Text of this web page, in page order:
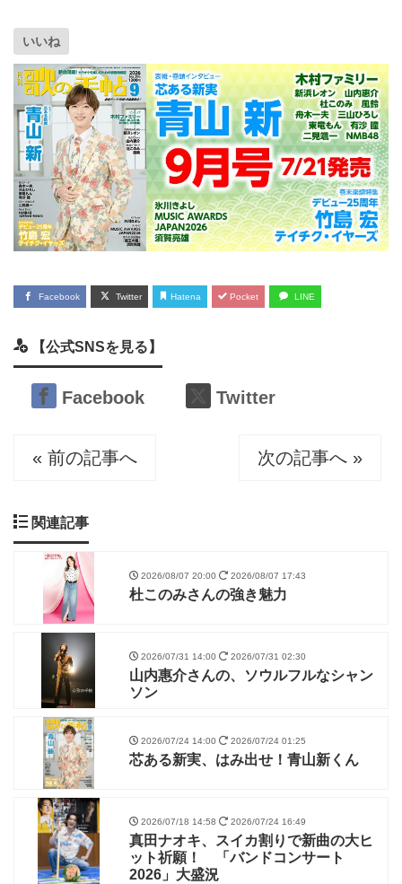
いいね
Facebook Twitter Hatena Pocket LINE
【公式SNSを見る】
Facebook Twitter
« 前の記事へ 次の記事へ »
関連記事
2026/08/07 20:00 2026/08/07 17:43
杜このみさんの強き魅力
2026/07/31 14:00 2026/07/31 02:30
山内惠介さんの、ソウルフルなシャン
ソン
2026/07/24 14:00 2026/07/24 01:25
芯ある新実、はみ出せ！青山新くん
2026/07/18 14:58 2026/07/24 16:49
真田ナオキ、スイカ割りで新曲の大ヒ
ット祈願！ 「バンドコンサート
2026」大盛況